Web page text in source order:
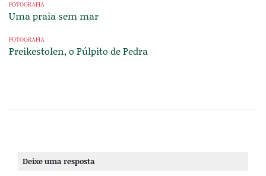
FOTOGRAFIA
Uma praia sem mar
FOTOGRAFIA
Preikestolen, o Púlpito de Pedra
Deixe uma resposta